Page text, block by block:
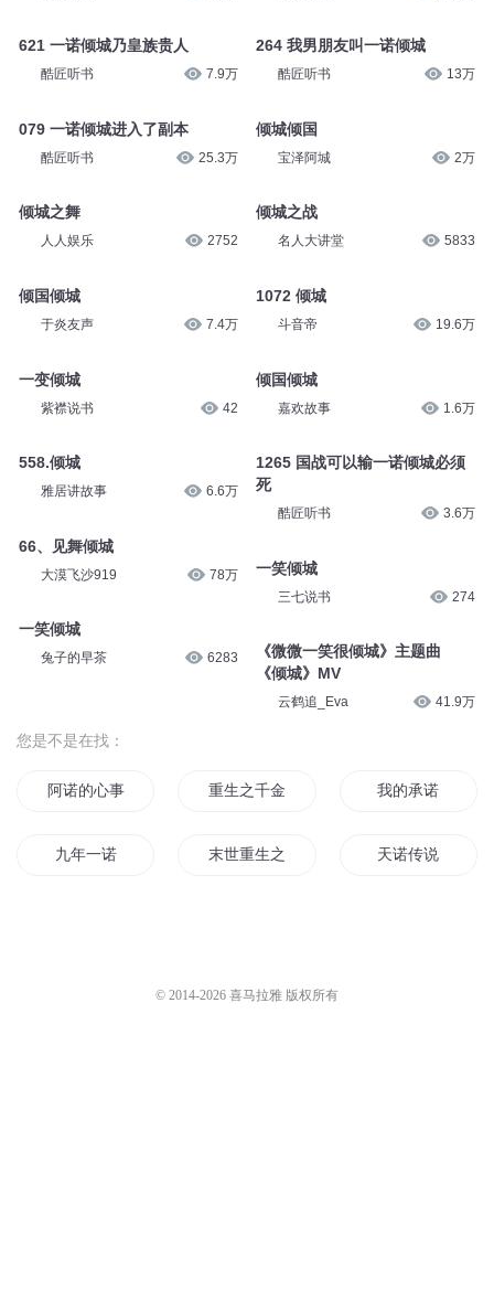
621 一诺倾城乃皇族贵人
酷匠听书 7.9万
079 一诺倾城进入了副本
酷匠听书 25.3万
倾城之舞
人人娱乐 2752
倾国倾城
于炎友声 7.4万
一变倾城
紫襟说书 42
558.倾城
雅居讲故事 6.6万
66、见舞倾城
大漠飞沙919 78万
一笑倾城
兔子的早茶 6283
264 我男朋友叫一诺倾城
酷匠听书 13万
倾城倾国
宝泽阿城 2万
倾城之战
名人大讲堂 5833
1072 倾城
斗音帝 19.6万
倾国倾城
嘉欢故事 1.6万
1265 国战可以输一诺倾城必须
死
酷匠听书 3.6万
一笑倾城
三七说书 274
《微微一笑很倾城》主题曲
《倾城》MV
云鹤追_Eva 41.9万
您是不是在找：
阿诺的心事 重生之千金一诺 我的承诺
九年一诺 末世重生之云诺 天诺传说
© 2014-2026 喜马拉雅 版权所有